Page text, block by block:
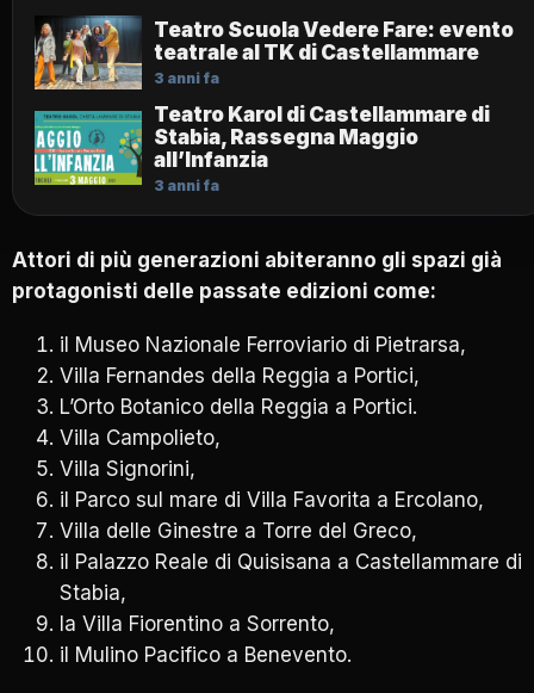
Teatro Scuola Vedere Fare: evento
teatrale al TK di Castellammare
3 anni fa
Teatro Karol di Castellammare di
Stabia, Rassegna Maggio
all’Infanzia
3 anni fa
Attori di più generazioni abiteranno gli spazi già
protagonisti delle passate edizioni come:
il Museo Nazionale Ferroviario di Pietrarsa,
Villa Fernandes della Reggia a Portici,
L’Orto Botanico della Reggia a Portici.
Villa Campolieto,
Villa Signorini,
il Parco sul mare di Villa Favorita a Ercolano,
Villa delle Ginestre a Torre del Greco,
il Palazzo Reale di Quisisana a Castellammare di
Stabia,
la Villa Fiorentino a Sorrento,
il Mulino Pacifico a Benevento.